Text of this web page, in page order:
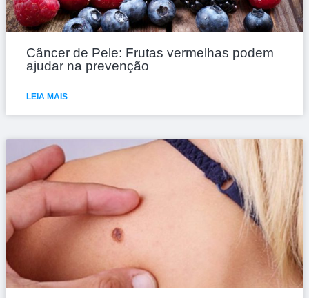
Câncer de Pele: Frutas vermelhas podem
ajudar na prevenção
LEIA MAIS